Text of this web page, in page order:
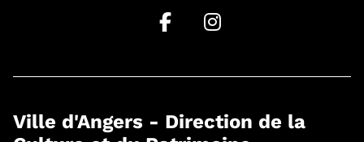
Ville d'Angers - Direction de la